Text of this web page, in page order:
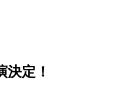
決定！